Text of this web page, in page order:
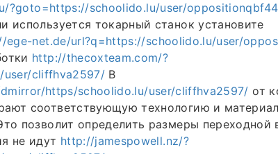
?goto=https://schoolido.lu/user/
используется токарный станок установите
ege-net.de/url?q=https://schoolido.lu/user/
http://thecoxteam.com/?
user/cliffhva2597/ В
https/schoolido.lu/user/cliffhva2597/ от
соответствующую технологию и
позволит определить размеры переходной
не идут http://jamespowell.nz/?